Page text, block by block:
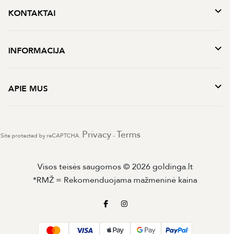
KONTAKTAI
INFORMACIJA
APIE MUS
Site protected by reCAPTCHA. Privacy - Terms
Visos teisės saugomos © 2026 goldinga.lt
*RMŽ = Rekomenduojama mažmeninė kaina